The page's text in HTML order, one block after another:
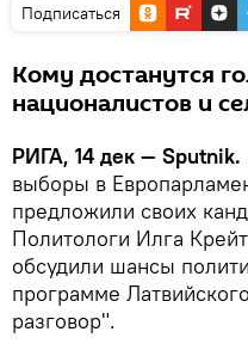
Подписаться
Кому достанутся
националистов и
РИГА, 14 дек — Sputnik.
выборы в
предложили своих
Политологи Илга
обсудили шансы
программе
разговор".